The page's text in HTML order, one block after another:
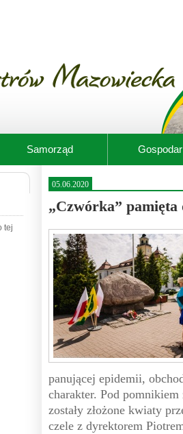
Samorząd
tej
05.06.2020
„Czwórka” pamięta
panującej epidemii,
charakter. Pod
zostały złożone kwiaty
czele z dyrektorem